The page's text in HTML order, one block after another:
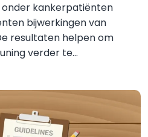
onder kankerpatiënten
bijwerkingen van
resultaten helpen om
verder te...